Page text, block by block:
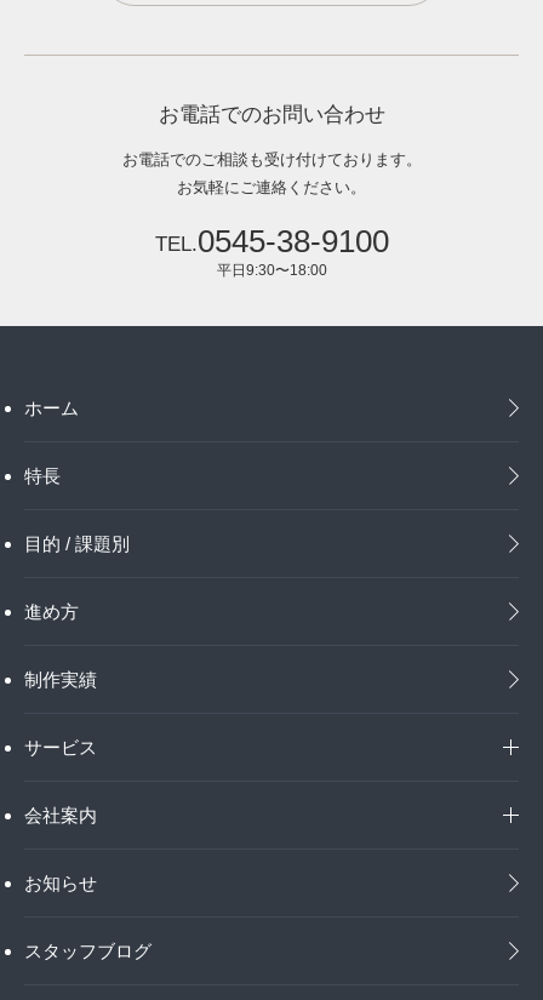
お電話でのお問い合わせ
お電話でのご相談も受け付けております。
お気軽にご連絡ください。
0545-38-9100
平日9:30〜18:00
ホーム
特長
目的 / 課題別
進め方
制作実績
サービス
会社案内
お知らせ
スタッフブログ